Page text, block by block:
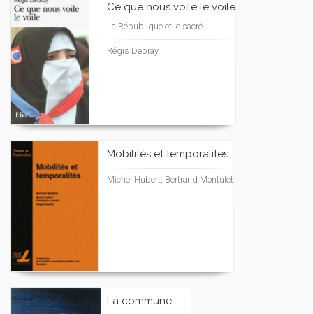
Ce que nous voile le voile
La République et le sacré
Régis Debray
Mobilités et temporalités
Michel Hubert, Bertrand Montulet
La commune